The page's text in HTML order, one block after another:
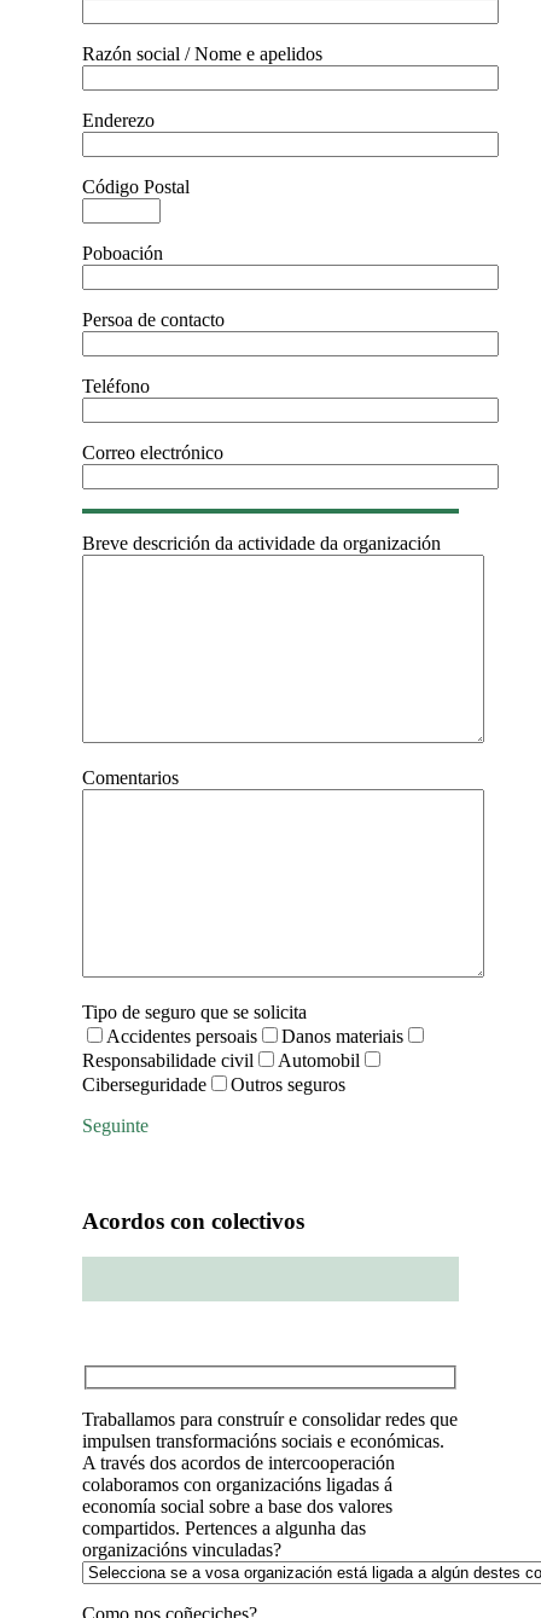
Razón social / Nome e apelidos
Enderezo
Código Postal
Poboación
Persoa de contacto
Teléfono
Correo electrónico
Breve descrición da actividade da organización
Comentarios
Tipo de seguro que se solicita
Accidentes persoais
Danos materiais
Responsabilidade civil
Automobil
Ciberseguridade
Outros seguros
Seguinte
Acordos con colectivos
Traballamos para construír e consolidar redes que
impulsen transformacións sociais e económicas.
A través dos acordos de intercooperación
colaboramos con organizacións ligadas á
economía social sobre a base dos valores
compartidos. Pertences a algunha das
organizacións vinculadas?
Como nos coñeciches?